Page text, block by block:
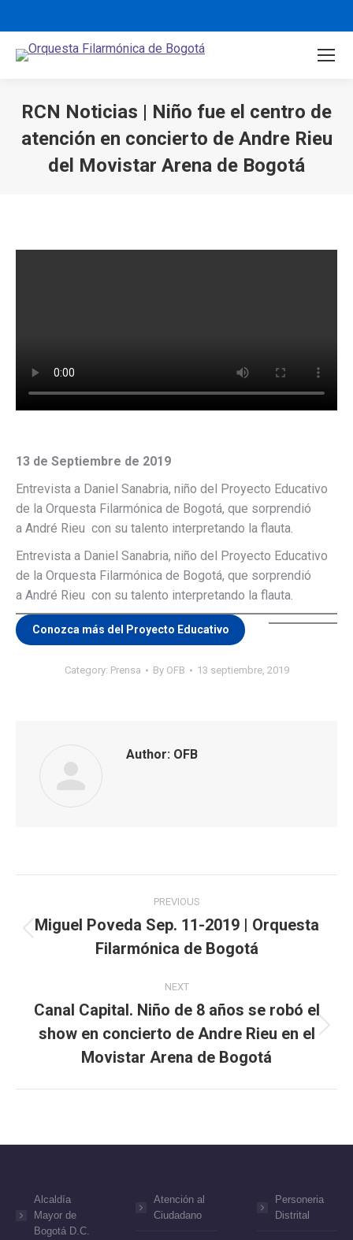
RCN Noticias | Niño fue el centro de
atención en concierto de Andre Rieu
del Movistar Arena de Bogotá
13 de Septiembre de 2019
Entrevista a Daniel Sanabria, niño del Proyecto Educativo
de la Orquesta Filarmónica de Bogotá, que sorprendió
a André Rieu con su talento interpretando la flauta.
Entrevista a Daniel Sanabria, niño del Proyecto Educativo
de la Orquesta Filarmónica de Bogotá, que sorprendió
a André Rieu con su talento interpretando la flauta.
Conozca más del Proyecto Educativo
Category: Prensa By OFB 13 septiembre, 2019
Author: OFB
navigation
PREVIOUS
post:
Miguel Poveda Sep. 11-2019 | Orquesta
Filarmónica de Bogotá
NEXT
Next
post:
Canal Capital. Niño de 8 años se robó el
show en concierto de Andre Rieu en el
Movistar Arena de Bogotá
Alcaldía
Mayor de
Bogotá D.C.
Atención al
Ciudadano
Personeria
Distrital